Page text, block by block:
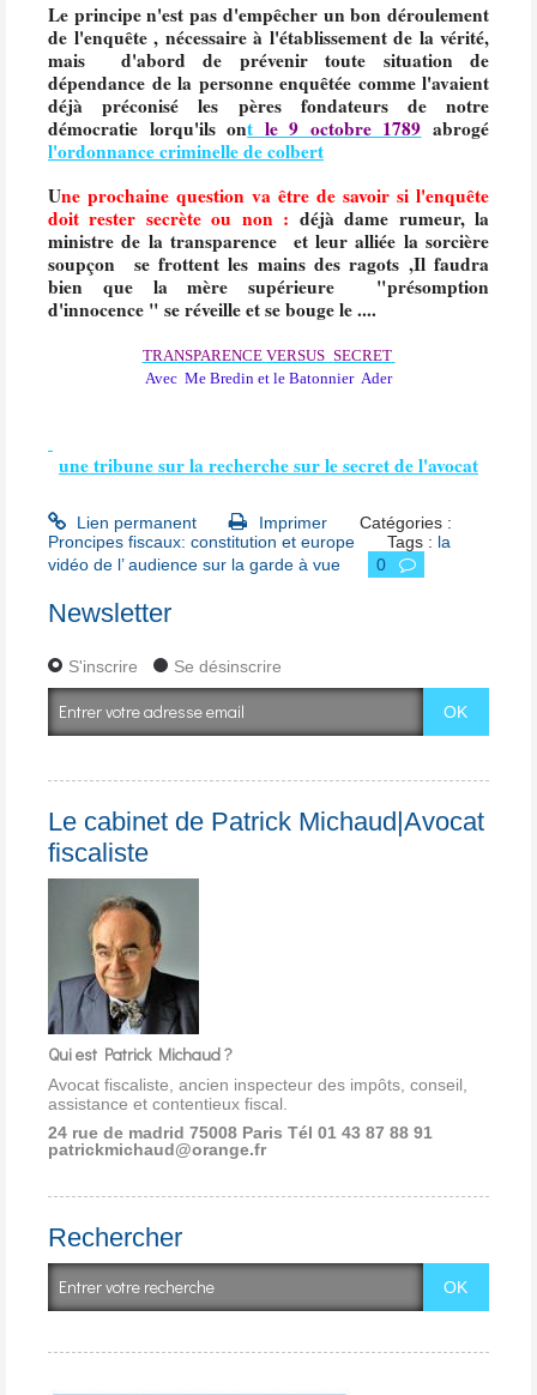
Le principe n'est pas d'empêcher un bon déroulement
de l'enquête , nécessaire à l'établissement de la vérité,
mais d'abord de prévenir toute situation de
dépendance de la personne enquêtée comme l'avaient
déjà préconisé les pères fondateurs de notre
démocratie lorqu'ils ont le 9 octobre 1789 abrogé
l'ordonnance criminelle de colbert
Une prochaine question va être de savoir si l'enquête
doit rester secrète ou non : déjà dame rumeur, la
ministre de la transparence et leur alliée la sorcière
soupçon se frottent les mains des ragots ,Il faudra
bien que la mère supérieure "présomption
d'innocence " se réveille et se bouge le ....
TRANSPARENCE VERSUS SECRET
Avec Me Bredin et le Batonnier Ader
une tribune sur la recherche sur le secret de l'avocat
Lien permanent Imprimer
Catégories :
Proncipes fiscaux: constitution et europe
Tags : la
vidéo de l’ audience sur la garde à vue
0
Newsletter
S'inscrire Se désinscrire
Le cabinet de Patrick Michaud|Avocat
fiscaliste
Qui est Patrick Michaud ?
Avocat fiscaliste, ancien inspecteur des impôts, conseil,
assistance et contentieux fiscal.
24 rue de madrid 75008 Paris Tél 01 43 87 88 91
patrickmichaud@orange.fr
Rechercher